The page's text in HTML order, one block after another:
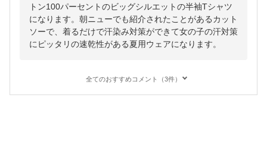
トン100パーセントのビッグシルエットの半袖Tシャツ
になります。朝ニューでも紹介されたことがあるカット
ソーで、着るだけで汗染み対策ができて女の子の汗対策
にピッタリの速乾性がある夏用ウェアになります。
全てのおすすめコメント（3件）